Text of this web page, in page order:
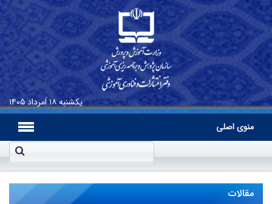
یکشنبه۱۸ اَمرداد ۱۴۰۵
منوی اصلی
مقالات